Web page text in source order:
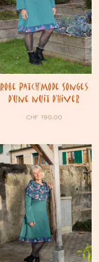
Robe Patch’Mode Songes
d’une nuit d’Hiver
CHF 190.00